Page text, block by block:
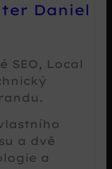
Daniel
SEO, Local
a dvě
a